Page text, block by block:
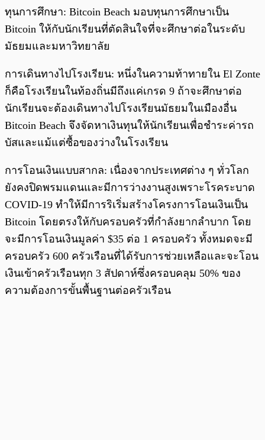
ทุนการศึกษา: Bitcoin Beach มอบทุนการศึกษาเป็น
Bitcoin ให้กับนักเรียนที่ตัดสินใจที่จะศึกษาต่อในระดับ
มัธยมและมหาวิทยาลัย
การเดินทางไปโรงเรียน: หนึ่งในความท้าทายใน El Zonte
ก็คือโรงเรียนในท้องถิ่นมีถึงแค่เกรด 9 ถ้าจะศึกษาต่อ
นักเรียนจะต้องเดินทางไปโรงเรียนมัธยมในเมืองอื่น
Bitcoin Beach จึงจัดหาเงินทุนให้นักเรียนเพื่อชำระค่ารถ
บัสและแม้แต่ซื้อของว่างในโรงเรียน
การโอนเงินแบบสากล: เนื่องจากประเทศต่าง ๆ ทั่วโลก
ยังคงปิดพรมแดนและมีการว่างงานสูงเพราะโรคระบาด
COVID-19 ทำให้มีการริเริ่มสร้างโครงการโอนเงินเป็น
Bitcoin โดยตรงให้กับครอบครัวที่กำลังยากลำบาก โดย
จะมีการโอนเงินมูลค่า $35 ต่อ 1 ครอบครัว ทั้งหมดจะมี
ครอบครัว 600 ครัวเรือนที่ได้รับการช่วยเหลือและจะโอน
เงินเข้าครัวเรือนทุก 3 สัปดาห์ซึ่งครอบคลุม 50% ของ
ความต้องการขั้นพื้นฐานต่อครัวเรือน